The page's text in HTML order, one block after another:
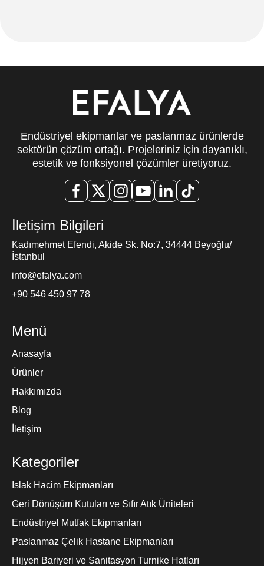
Endüstriyel ekipmanlar ve paslanmaz ürünlerde
sektörün çözüm ortağı. Projeleriniz için dayanıklı,
estetik ve fonksiyonel çözümler üretiyoruz.
İletişim Bilgileri
Kadımehmet Efendi, Akide Sk. No:7, 34444 Beyoğlu/
İstanbul
info@efalya.com
+90 546 450 97 78
Menü
Anasayfa
Ürünler
Hakkımızda
Blog
İletişim
Kategoriler
Islak Hacim Ekipmanları
Geri Dönüşüm Kutuları ve Sıfır Atık Üniteleri
Endüstriyel Mutfak Ekipmanları
Paslanmaz Çelik Hastane Ekipmanları
Hijyen Bariyeri ve Sanitasyon Turnike Hatları